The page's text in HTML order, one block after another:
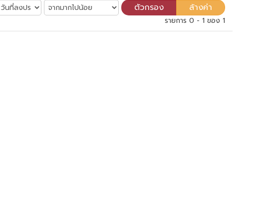
รายการ 0 - 1 ของ 1